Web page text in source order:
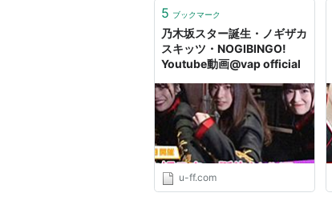
5 ブックマーク
乃木坂スター誕生・ノギザカ
スキッツ・NOGIBINGO!
Youtube動画@vap official
u-ff.com